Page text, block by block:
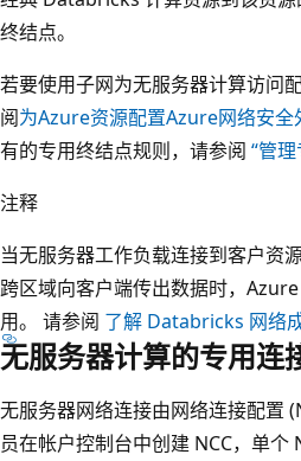
终结点。
若要使用子网为无服务器计算访问
阅为Azure资源配置Azure网络安全
有的专用终结点规则，请参阅 “管
注释
当无服务器工作负载连接到客户资
跨区域向客户端传出数据时，
用。 请参阅 了解 Databricks 网络
无服务器计算的专用连
无服务器网络连接由网络连接配置
员在帐户控制台中创建 NCC，单个